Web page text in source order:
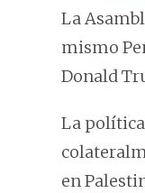
La
mismo
Donald
La
en